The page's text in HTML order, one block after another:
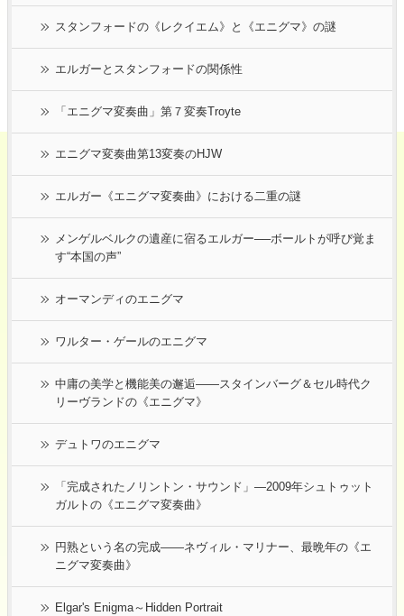
スタンフォードの《レクイエム》と《エニグマ》の謎
エルガーとスタンフォードの関係性
「エニグマ変奏曲」第７変奏Troyte
エニグマ変奏曲第13変奏のHJW
エルガー《エニグマ変奏曲》における二重の謎
メンゲルベルクの遺産に宿るエルガー──ボールトが呼び覚ま
す“本国の声”
オーマンディのエニグマ
ワルター・ゲールのエニグマ
中庸の美学と機能美の邂逅――スタインバーグ＆セル時代ク
リーヴランドの《エニグマ》
デュトワのエニグマ
「完成されたノリントン・サウンド」―2009年シュトゥット
ガルトの《エニグマ変奏曲》
円熟という名の完成――ネヴィル・マリナー、最晩年の《エ
ニグマ変奏曲》
Elgar's Enigma～Hidden Portrait